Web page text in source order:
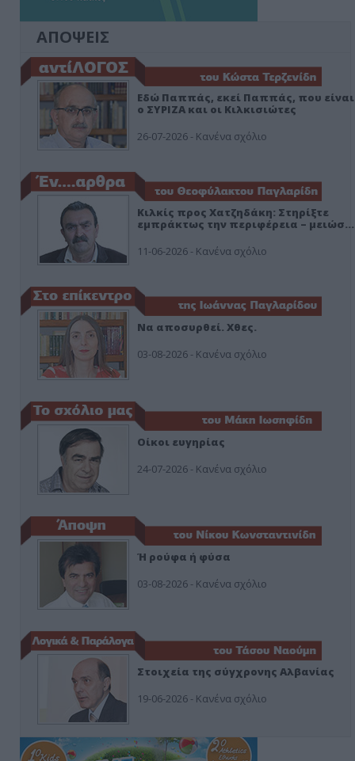
ΑΠΟΨΕΙΣ
Εδώ Παππάς, εκεί Παππάς, που είναι
ο ΣΥΡΙΖΑ και οι Κιλκισιώτες
26-07-2026 - Κανένα σχόλιο
Κιλκίς προς Χατζηδάκη: Στηρίξτε
εμπράκτως την περιφέρεια – μειώσ…
11-06-2026 - Κανένα σχόλιο
Να αποσυρθεί. Χθες.
03-08-2026 - Κανένα σχόλιο
Οίκοι ευγηρίας
24-07-2026 - Κανένα σχόλιο
Ή ρούφα ή φύσα
03-08-2026 - Κανένα σχόλιο
Στοιχεία της σύγχρονης Αλβανίας
19-06-2026 - Κανένα σχόλιο